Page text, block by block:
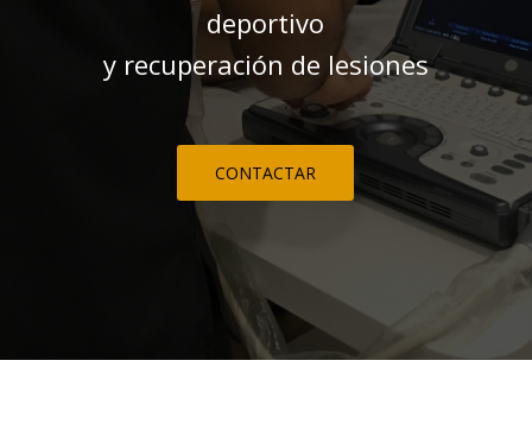
deportivo
y recuperación de lesiones
CONTACTAR